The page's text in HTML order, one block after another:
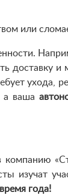
или
доставку и
ухода,
а ваша
компанию
изучат
года!